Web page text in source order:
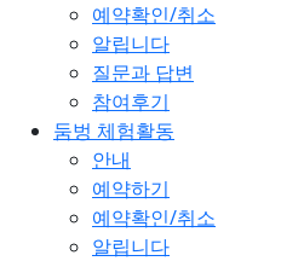
예약확인/취소
알립니다
질문과 답변
참여후기
둠벙 체험활동
안내
예약하기
예약확인/취소
알립니다